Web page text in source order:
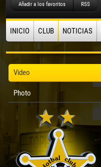
Añadir a los favoritos RSS
INICIO CLUB NOTICIAS
Video
Photo